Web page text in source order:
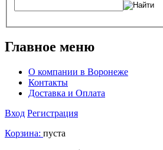
Главное меню
О компании в Воронеже
Контакты
Доставка и Оплата
Вход Регистрация
Корзина: пуста